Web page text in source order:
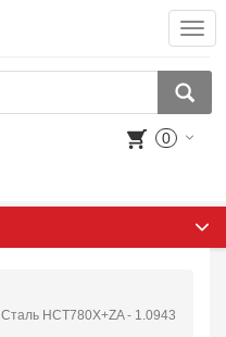
0
Сталь HCT780X+ZA - 1.0943